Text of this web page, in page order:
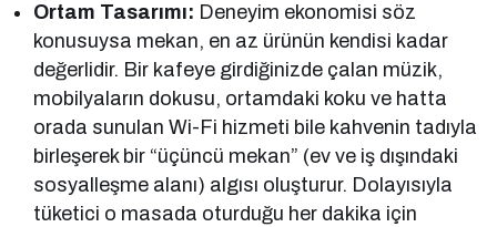
Ortam Tasarımı: Deneyim ekonomisi söz
konusuysa mekan, en az ürünün kendisi kadar
değerlidir. Bir kafeye girdiğinizde çalan müzik,
mobilyaların dokusu, ortamdaki koku ve hatta
orada sunulan Wi-Fi hizmeti bile kahvenin tadıyla
birleşerek bir “üçüncü mekan” (ev ve iş dışındaki
sosyalleşme alanı) algısı oluşturur. Dolayısıyla
tüketici o masada oturduğu her dakika için